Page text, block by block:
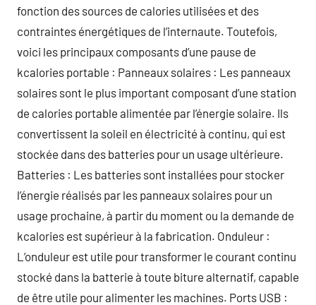
fonction des sources de calories utilisées et des
contraintes énergétiques de l’internaute. Toutefois,
voici les principaux composants d’une pause de
kcalories portable : Panneaux solaires : Les panneaux
solaires sont le plus important composant d’une station
de calories portable alimentée par l’énergie solaire. Ils
convertissent la soleil en électricité à continu, qui est
stockée dans des batteries pour un usage ultérieure.
Batteries : Les batteries sont installées pour stocker
l’énergie réalisés par les panneaux solaires pour un
usage prochaine, à partir du moment ou la demande de
kcalories est supérieur à la fabrication. Onduleur :
L’onduleur est utile pour transformer le courant continu
stocké dans la batterie à toute biture alternatif, capable
de être utile pour alimenter les machines. Ports USB :